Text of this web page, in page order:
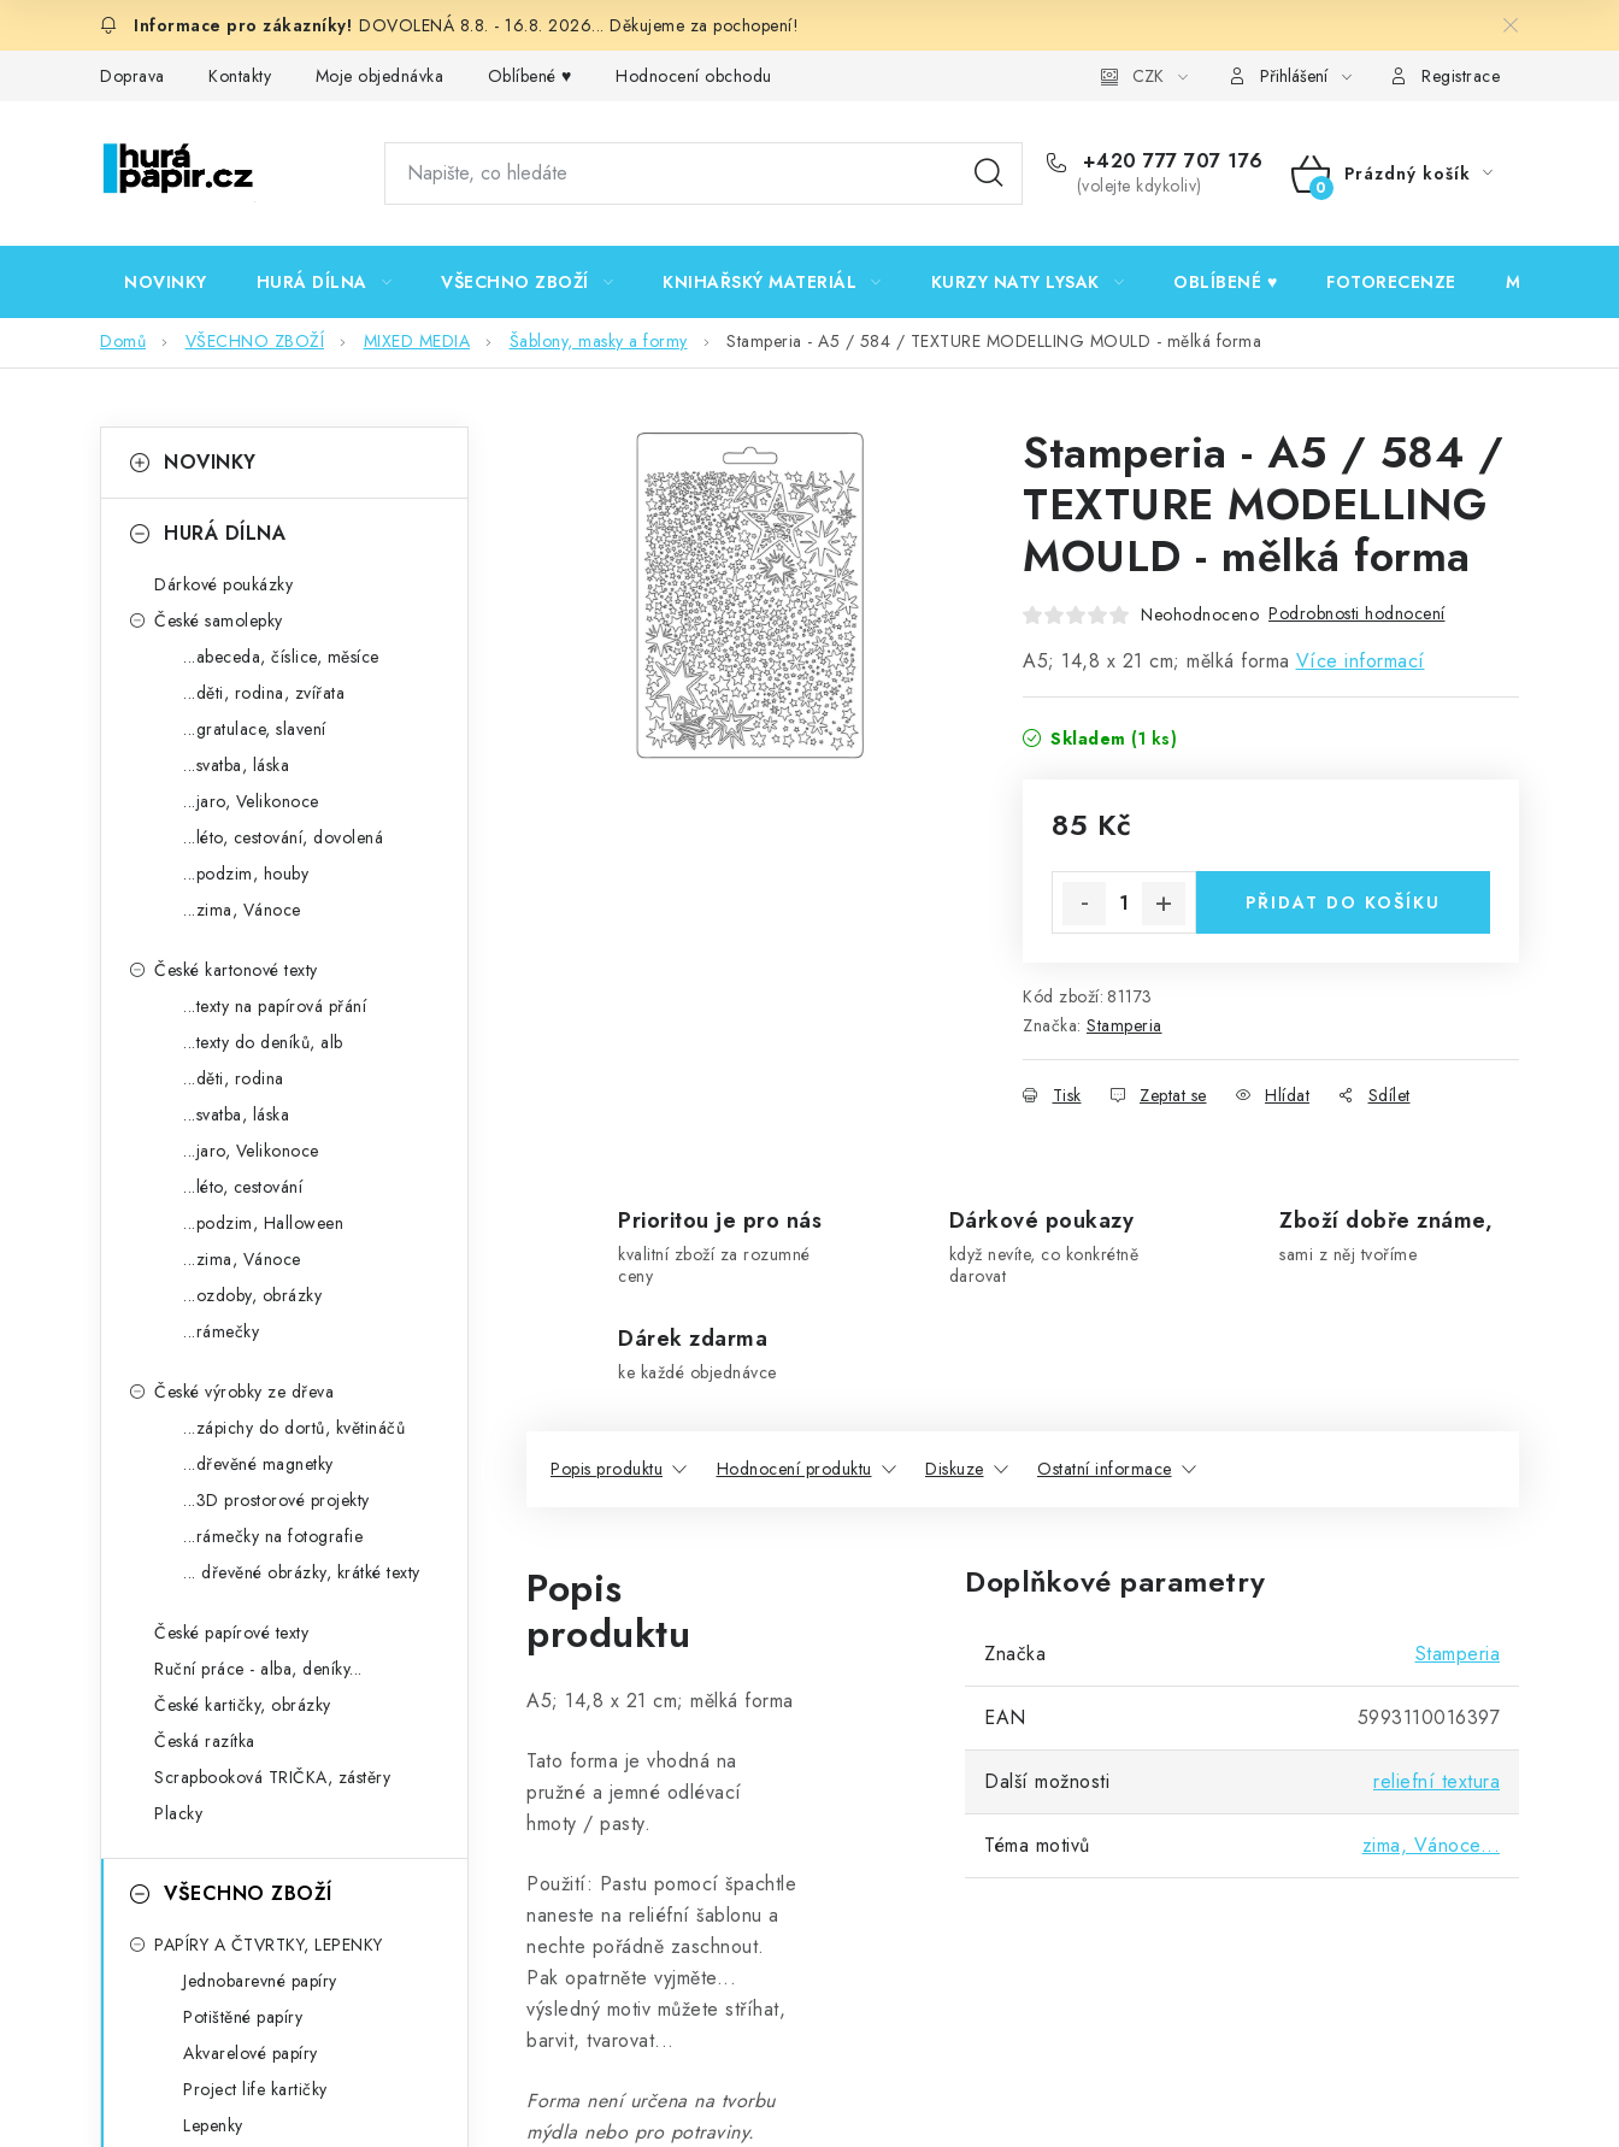
DOVOLENÁ 8.8. - 16.8. 2026... Děkujeme za pochopení!
Doprava Kontakty Moje objednávka Oblíbené ♥️ Hodnocení obchodu Podmínky ochrany osobních údajů Ověřování recenzí
CZK Přihlášení Registrace
+420 777 707 176
(volejte kdykoliv)
NÁKUPNÍ
Prázdný košík
NOVINKY HURÁ DÍLNA VŠECHNO ZBOŽÍ KNIHAŘSKÝ MATERIÁL KURZY NATY LYSAK OBLÍBENÉ ♥️ FOTORECENZE MOJE
Domů VŠECHNO ZBOŽÍ MIXED MEDIA Šablony, masky a formy Stamperia - A5 / 584 / TEXTURE MODELLING MOULD - mělká forma
okategorie
a
NOVINKY
HURÁ DÍLNA
Dárkové poukázky
České samolepky
...abeceda, číslice, měsíce
...děti, rodina, zvířata
...gratulace, slavení
...svatba, láska
...jaro, Velikonoce
...léto, cestování, dovolená
...podzim, houby
...zima, Vánoce
České kartonové texty
...texty na papírová přání
...texty do deníků, alb
...děti, rodina
...svatba, láska
...jaro, Velikonoce
...léto, cestování
...podzim, Halloween
...zima, Vánoce
...ozdoby, obrázky
...rámečky
České výrobky ze dřeva
...zápichy do dortů, květináčů
...dřevěné magnetky
...3D prostorové projekty
...rámečky na fotografie
... dřevěné obrázky, krátké texty
České papírové texty
Ruční práce - alba, deníky...
České kartičky, obrázky
Česká razítka
Scrapbooková TRIČKA, zástěry
Placky
VŠECHNO ZBOŽÍ
PAPÍRY A ČTVRTKY, LEPENKY
Jednobarevné papíry
Potištěné papíry
Akvarelové papíry
Project life kartičky
Lepenky
Stamperia - A5 / 584 /
TEXTURE MODELLING
MOULD - mělká forma
Neohodnoceno Podrobnosti hodnocení
A5; 14,8 x 21 cm; mělká forma Více informací
Skladem (1 ks)
85 Kč
PŘIDAT DO KOŠÍKU
Kód zboží: 81173
Značka: Stamperia
Tisk Zeptat se Hlídat Sdílet
Prioritou je pro nás
kvalitní zboží za rozumné
ceny
Dárkové poukazy
když nevíte, co konkrétně
darovat
Zboží dobře známe,
sami z něj tvoříme
Dárek zdarma
ke každé objednávce
Popis produktu Hodnocení produktu Diskuze Ostatní informace
Popis
produktu
A5; 14,8 x 21 cm; mělká forma
Tato forma je vhodná na
pružné a jemné odlévací
hmoty / pasty.
Použití: Pastu pomocí špachtle
naneste na reliéfní šablonu a
nechte pořádně zaschnout.
Pak opatrněte vyjměte...
výsledný motiv můžete stříhat,
barvit, tvarovat...
Forma není určena na tvorbu
mýdla nebo pro potraviny.
Doplňkové parametry
Značka Stamperia
EAN 5993110016397
Další možnosti reliefní textura
Téma motivů zima, Vánoce...